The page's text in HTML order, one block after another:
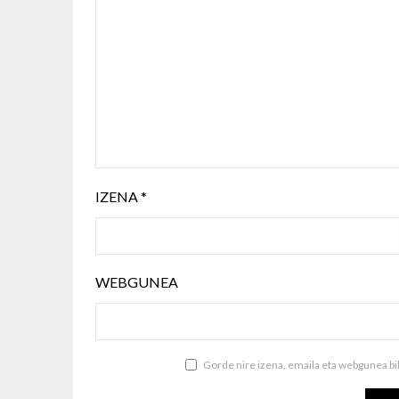
IZENA *
WEBGUNEA
Gorde nire izena, emaila eta webgunea